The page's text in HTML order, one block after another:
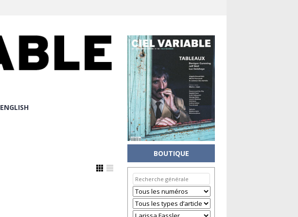
ENGLISH
BOUTIQUE